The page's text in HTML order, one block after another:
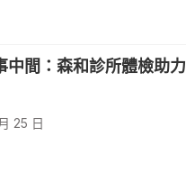
中間：森和診所體檢助
25 日